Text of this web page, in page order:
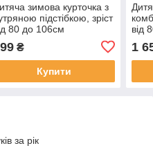
зимова курточка з
підстібкою, зріст
80 до 106см
₴
Купити
від
1
за рік